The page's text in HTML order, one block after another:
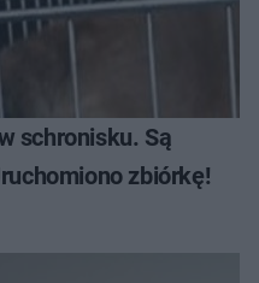
schronisku. Są
zbiórkę!